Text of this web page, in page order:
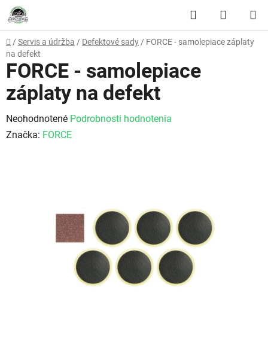
Prejsť na obsah Hľadať
Domov
/ Servis a údržba / Defektové sady / FORCE - samolepiace záplaty
na defekt
FORCE - samolepiace
záplaty na defekt
Priemerné hodnotenie produktu je 0,0 z 5 hviezdičiek.
Neohodnotené Podrobnosti hodnotenia
Značka: FORCE